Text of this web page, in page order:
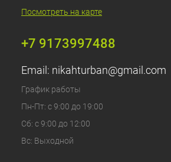
Посмотреть на карте
+7 9173997488
Email: nikahturban@gmail.com
График работы
Пн-Пт: с 9:00 до 19:00
Сб: с 9:00 до 12:00
Вс: Выходной